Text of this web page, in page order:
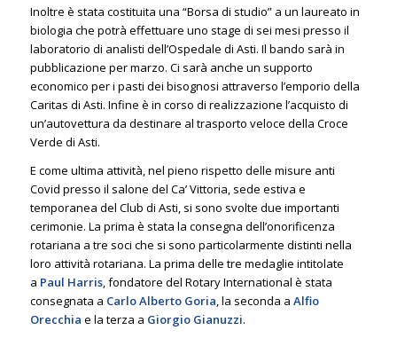
Inoltre è stata costituita una “Borsa di studio” a un laureato in
biologia che potrà effettuare uno stage di sei mesi presso il
laboratorio di analisti dell’Ospedale di Asti. Il bando sarà in
pubblicazione per marzo. Ci sarà anche un supporto
economico per i pasti dei bisognosi attraverso l’emporio della
Caritas di Asti. Infine è in corso di realizzazione l’acquisto di
un’autovettura da destinare al trasporto veloce della Croce
Verde di Asti.
E come ultima attività, nel pieno rispetto delle misure anti
Covid presso il salone del Ca’ Vittoria, sede estiva e
temporanea del Club di Asti, si sono svolte due importanti
cerimonie. La prima è stata la consegna dell’onorificenza
rotariana a tre soci che si sono particolarmente distinti nella
loro attività rotariana. La prima delle tre medaglie intitolate
a Paul Harris, fondatore del Rotary International è stata
consegnata a Carlo Alberto Goria, la seconda a Alfio
Orecchia e la terza a Giorgio Gianuzzi.